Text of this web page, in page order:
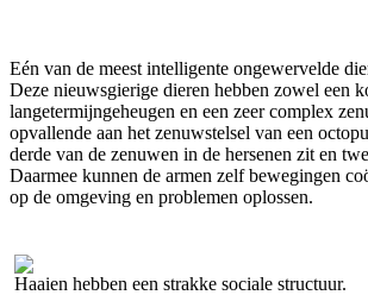
Eén van de meest intelligente ongewervelde
Deze nieuwsgierige dieren hebben zowel een
langetermijngeheugen en een zeer complex
opvallende aan het zenuwstelsel van een
derde van de zenuwen in de hersenen zit en
Daarmee kunnen de armen zelf bewegingen
op de omgeving en problemen oplossen.
Haaien hebben een strakke sociale structuur.